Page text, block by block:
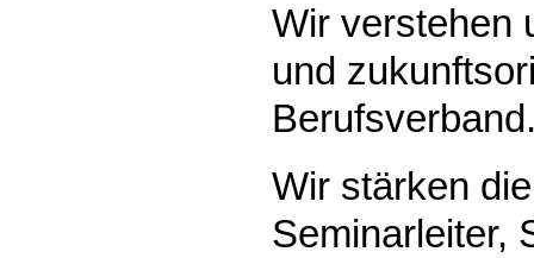
Wir verstehen
und
Wir stärken
Seminarleiter,